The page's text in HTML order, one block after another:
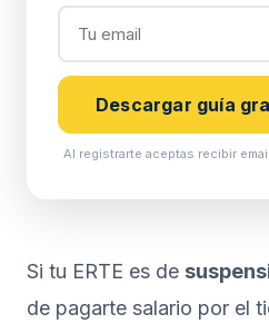
Descargar guía
Al registrarte aceptas recibir
Si tu ERTE es de
de pagarte salario por el